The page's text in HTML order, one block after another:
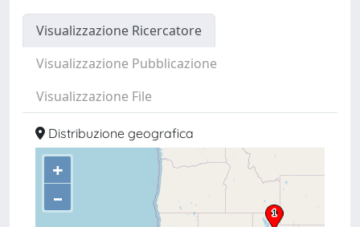
Visualizzazione Ricercatore
Visualizzazione Pubblicazione
Visualizzazione File
Distribuzione geografica
+
–